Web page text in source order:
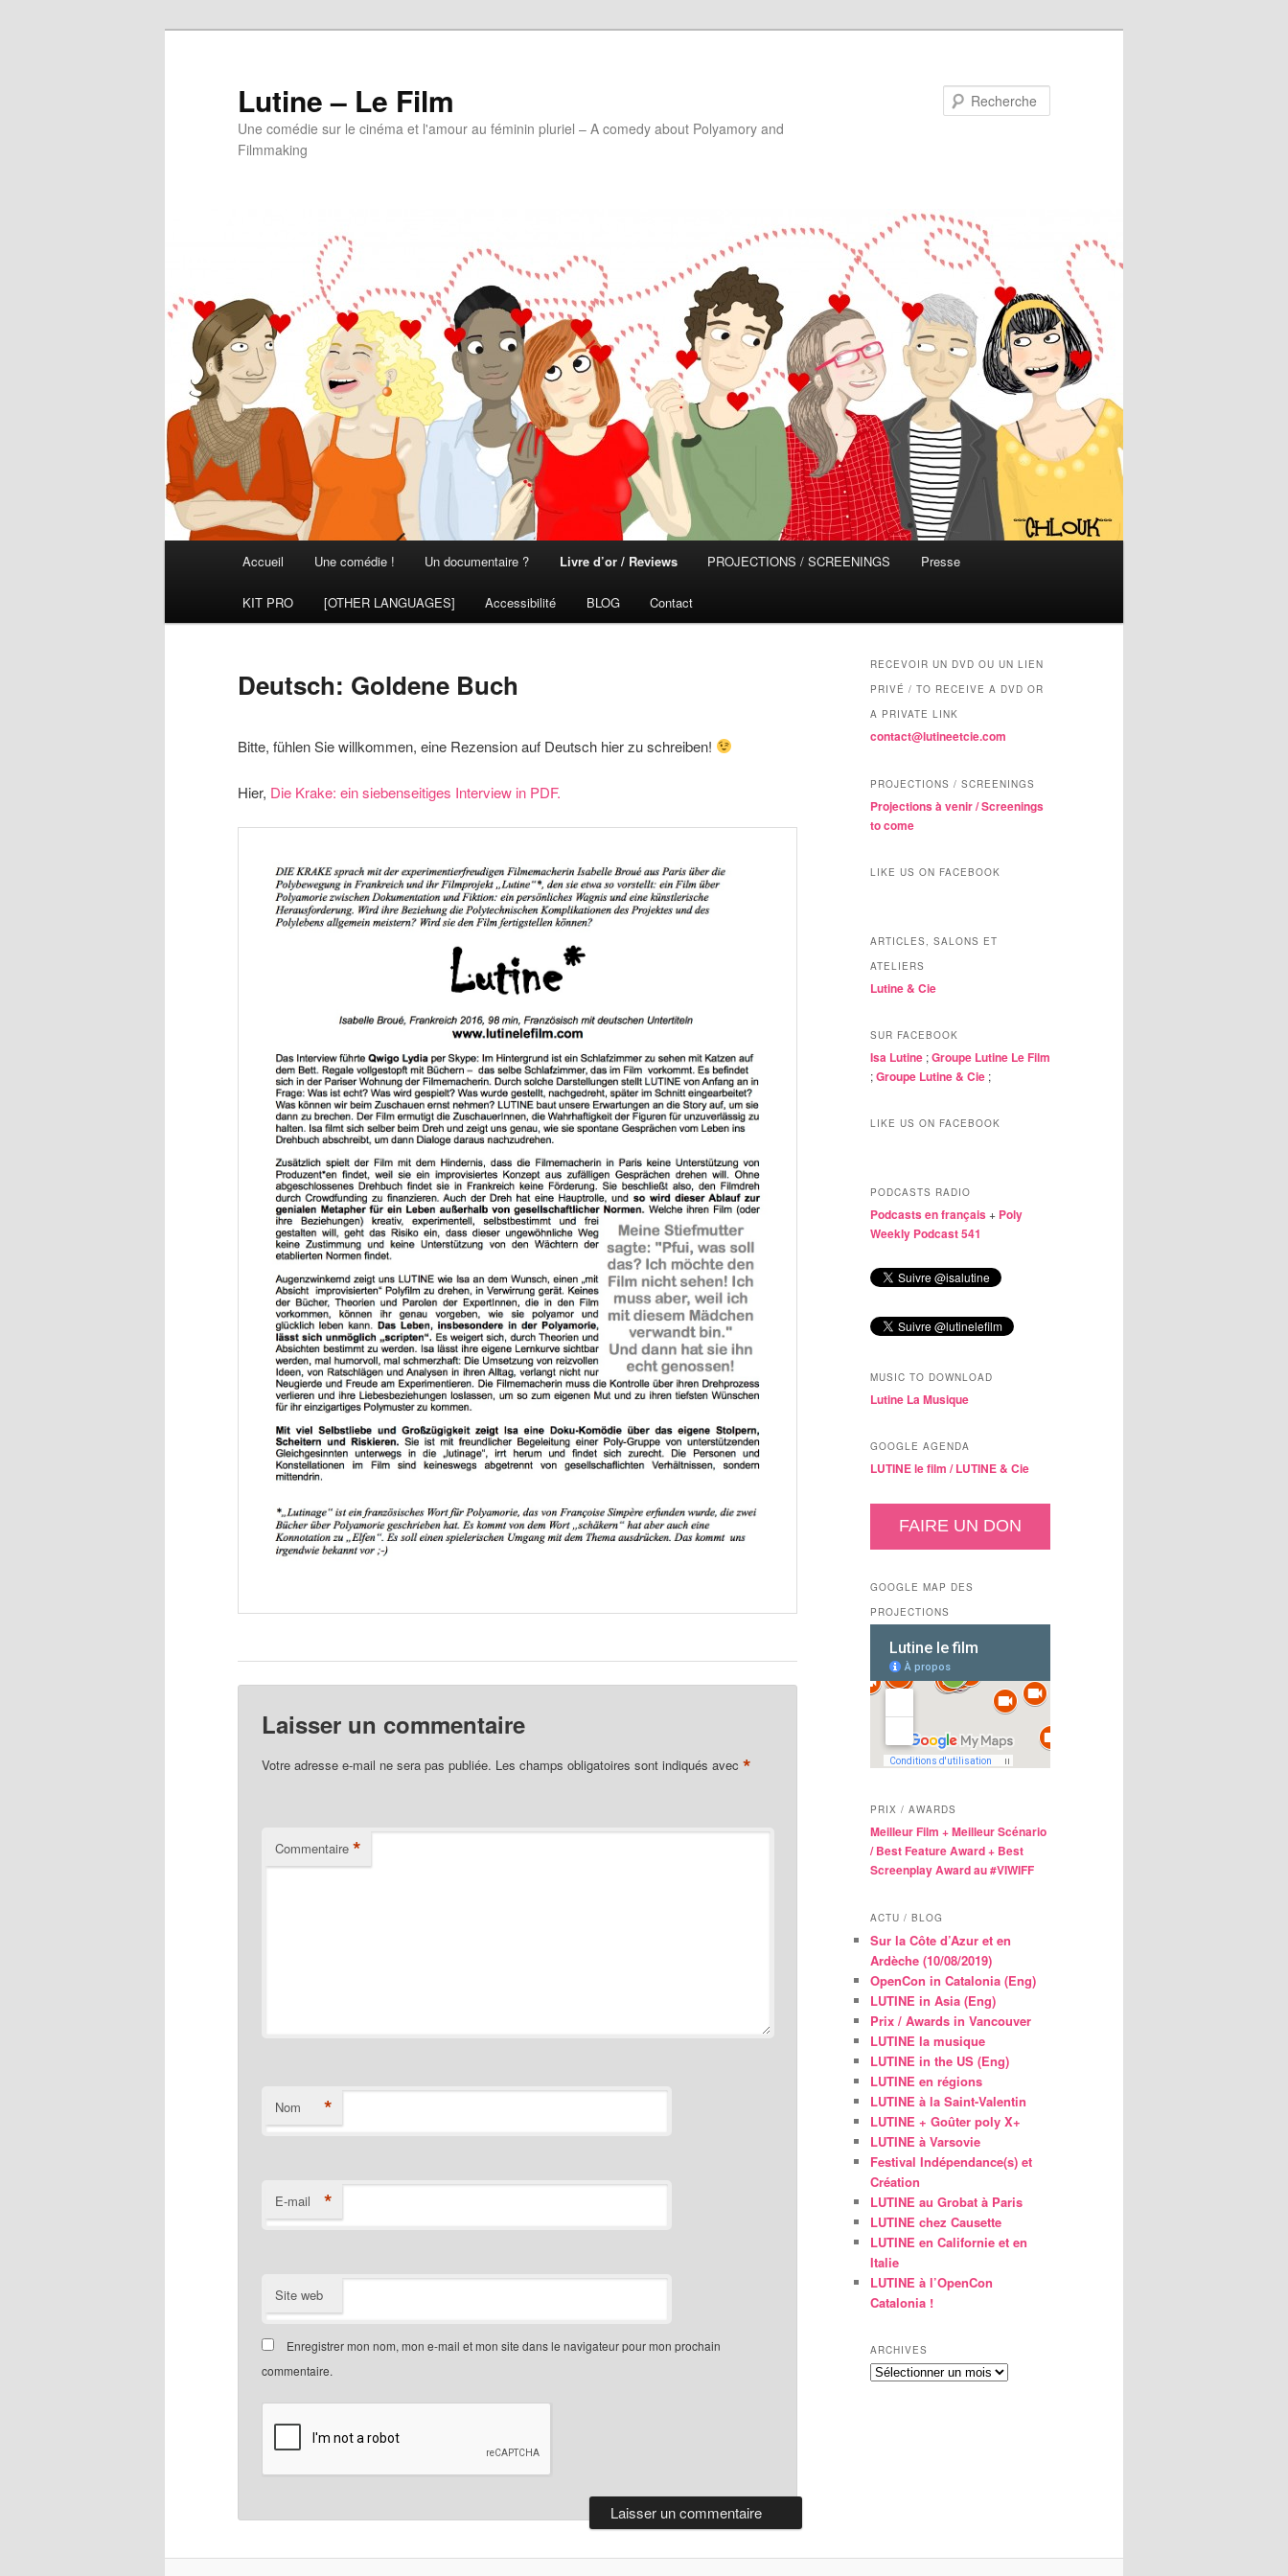
Lutine – Le Film
Une comédie sur le cinéma et l'amour au féminin pluriel – A comedy about Polyamory and
Filmmaking
Accueil Une comédie ! Un documentaire ? Livre d’or / Reviews PROJECTIONS / SCREENINGS Presse
KIT PRO [OTHER LANGUAGES] Accessibilité BLOG Contact
Deutsch: Goldene Buch
Bitte, fühlen Sie willkommen, eine Rezension auf Deutsch hier zu schreiben!
Hier, Die Krake: ein siebenseitiges Interview in PDF.
Laisser un commentaire
Votre adresse e-mail ne sera pas publiée. Les champs obligatoires sont indiqués avec*
Commentaire *
Nom *
E-mail *
Site web
Enregistrer mon nom, mon e-mail et mon site dans le navigateur pour mon prochain
commentaire.
RECEVOIR UN DVD OU UN LIEN
PRIVÉ / TO RECEIVE A DVD OR
A PRIVATE LINK
contact@lutineetcie.com
PROJECTIONS / SCREENINGS
Projections à venir / Screenings
to come
LIKE US ON FACEBOOK
ARTICLES, SALONS ET
ATELIERS
Lutine & Cie
SUR FACEBOOK
Isa Lutine ;Groupe Lutine Le Film
;Groupe Lutine & Cie ;
LIKE US ON FACEBOOK
PODCASTS RADIO
Podcasts en français+ Poly
Weekly Podcast 541
MUSIC TO DOWNLOAD
Lutine La Musique
GOOGLE AGENDA
LUTINE le film /LUTINE & Cie
FAIRE UN DON
GOOGLE MAP DES
PROJECTIONS
PRIX / AWARDS
Meilleur Film + Meilleur Scénario
/ Best Feature Award + Best
Screenplay Award au #VIWIFF
ACTU / BLOG
Sur la Côte d’Azur et en
Ardèche (10/08/2019)
OpenCon in Catalonia (Eng)
LUTINE in Asia (Eng)
Prix / Awards in Vancouver
LUTINE la musique
LUTINE in the US (Eng)
LUTINE en régions
LUTINE à la Saint-Valentin
LUTINE + Goûter poly X+
LUTINE à Varsovie
Festival Indépendance(s) et
Création
LUTINE au Grobat à Paris
LUTINE chez Causette
LUTINE en Californie et en
Italie
LUTINE à l’OpenCon
Catalonia !
ARCHIVES
Archives